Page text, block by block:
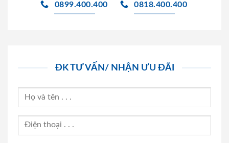
0899.400.400 0818.400.400
ĐK TƯ VẤN/ NHẬN ƯU ĐÃI